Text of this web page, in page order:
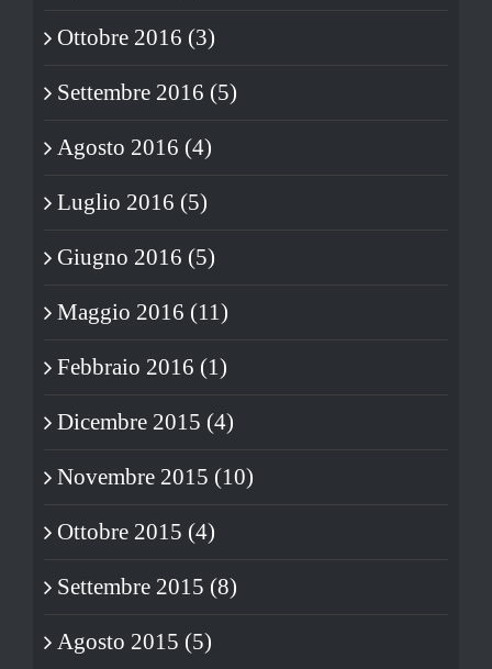
Ottobre 2016 (3)
Settembre 2016 (5)
Agosto 2016 (4)
Luglio 2016 (5)
Giugno 2016 (5)
Maggio 2016 (11)
Febbraio 2016 (1)
Dicembre 2015 (4)
Novembre 2015 (10)
Ottobre 2015 (4)
Settembre 2015 (8)
Agosto 2015 (5)